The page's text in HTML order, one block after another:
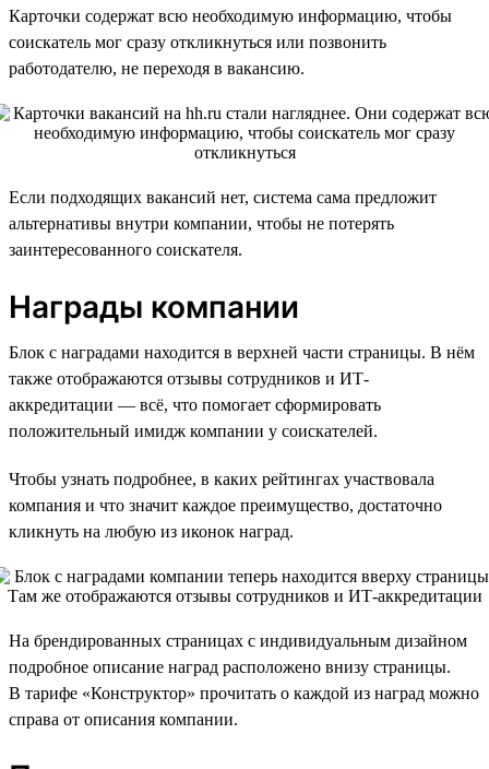
Карточки содержат всю необходимую информацию, чтобы
соискатель мог сразу откликнуться или позвонить
работодателю, не переходя в вакансию.
Если подходящих вакансий нет, система сама предложит
альтернативы внутри компании, чтобы не потерять
заинтересованного соискателя.
Награды компании
Блок с наградами находится в верхней части страницы. В нём
также отображаются отзывы сотрудников и ИТ-
аккредитации — всё, что помогает сформировать
положительный имидж компании у соискателей.
Чтобы узнать подробнее, в каких рейтингах участвовала
компания и что значит каждое преимущество, достаточно
кликнуть на любую из иконок наград.
На брендированных страницах с индивидуальным дизайном
подробное описание наград расположено внизу страницы.
В тарифе «Конструктор» прочитать о каждой из наград можно
справа от описания компании.